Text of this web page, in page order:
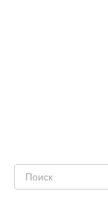
Поиск: